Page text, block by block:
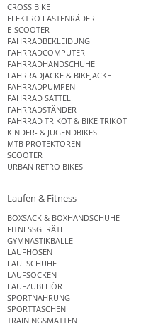
CROSS BIKE
ELEKTRO LASTENRÄDER
E-SCOOTER
FAHRRADBEKLEIDUNG
FAHRRADCOMPUTER
FAHRRADHANDSCHUHE
FAHRRADJACKE & BIKEJACKE
FAHRRADPUMPEN
FAHRRAD SATTEL
FAHRRADSTÄNDER
FAHRRAD TRIKOT & BIKE TRIKOT
KINDER- & JUGENDBIKES
MTB PROTEKTOREN
SCOOTER
URBAN RETRO BIKES
Laufen & Fitness
BOXSACK & BOXHANDSCHUHE
FITNESSGERÄTE
GYMNASTIKBÄLLE
LAUFHOSEN
LAUFSCHUHE
LAUFSOCKEN
LAUFZUBEHÖR
SPORTNAHRUNG
SPORTTASCHEN
TRAININGSMATTEN